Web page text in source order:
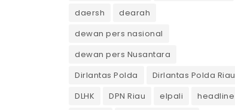
daersh
dearah
dewan pers nasional
dewan pers Nusantara
Dirlantas Polda
Dirlantas Polda Riau
DLHK
DPN Riau elpali headline